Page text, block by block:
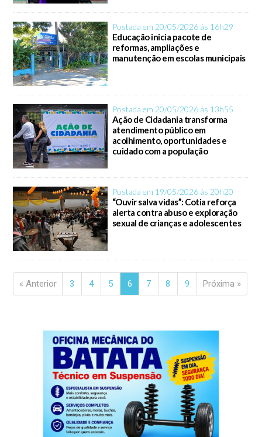
Postada em 20/05/2026 ás 16h29
Educação inicia pacote de
reformas, ampliações e
manutenção em escolas municipais
Postada em 20/05/2026 ás 13h55
Ação de Cidadania transforma
atendimento público em
acolhimento, oportunidades e
cuidado com a população
Postada em 19/05/2026 ás 20h20
“Ouvir salva vidas”: Cotia reforça
alerta contra abuso e exploração
sexual de crianças e adolescentes
« Anterior 3 4 5 6 7 8 9 Próxima »